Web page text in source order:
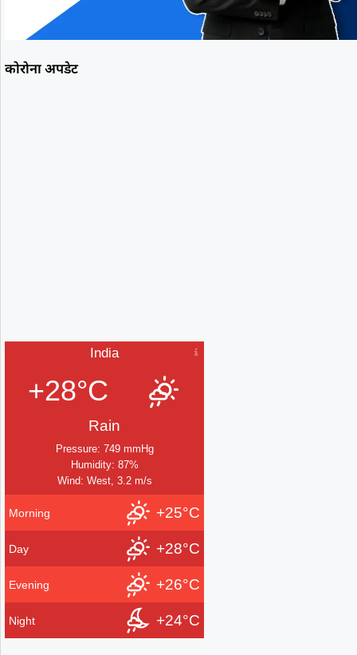
कोरोना अपडेट
India
+28°C
Rain
Pressure: 749 mmHg
Humidity: 87%
Wind: West, 3.2 m/s
Morning +25°C
Day +28°C
Evening +26°C
Night +24°C